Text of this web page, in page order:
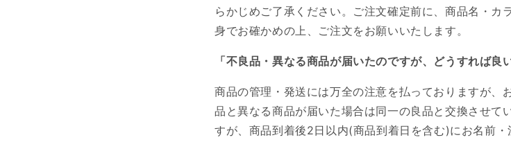
らかじめご了承ください。 ご注文確定前に、商品名・カ
身でお確かめの上、ご注文をお願いいたします。
「不良品・異なる商品が届いたのですが、どうすれば良
商品の管理・発送には万全の注意を払っておりますが、
品と異なる商品が届いた場合は同一の良品と交換させて
すが、商品到着後2日以内(商品到着日を含む)にお名前